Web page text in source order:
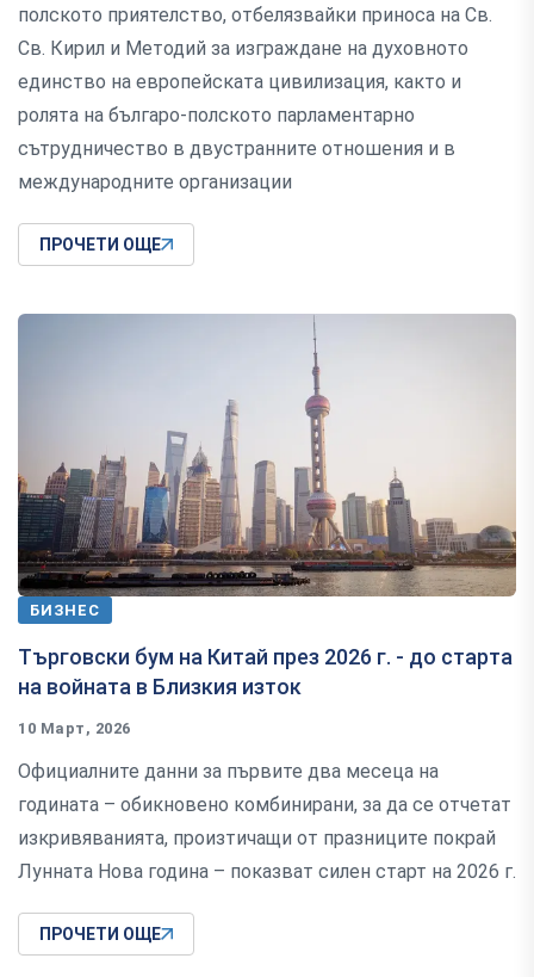
полското приятелство, отбелязвайки приноса на Св.
Св. Кирил и Методий за изграждане на духовното
единство на европейската цивилизация, както и
ролята на българо-полското парламентарно
сътрудничество в двустранните отношения и в
международните организации
ПРОЧЕТИ ОЩЕ
БИЗНЕС
Търговски бум на Китай през 2026 г. - до старта
на войната в Близкия изток
10 Март, 2026
Официалните данни за първите два месеца на
годината – обикновено комбинирани, за да се отчетат
изкривяванията, произтичащи от празниците покрай
Лунната Нова година – показват силен старт на 2026 г.
ПРОЧЕТИ ОЩЕ